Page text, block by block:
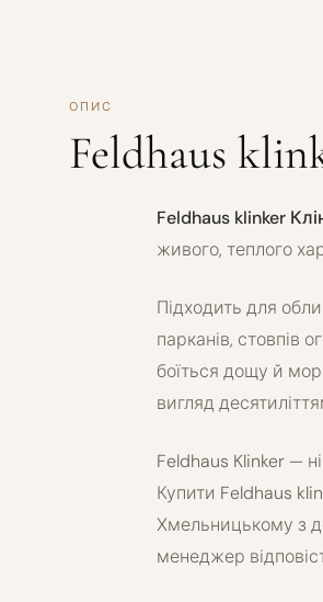
ОПИС
Feldhaus
Feldhaus klinker
живого, теплого
Підходить для
парканів, стовпів
боїться дощу й
вигляд
Feldhaus Klinker —
Купити Feldhaus
Хмельницькому з
менеджер